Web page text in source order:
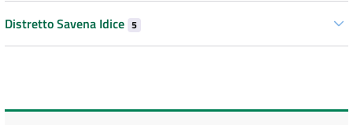
Distretto Savena Idice 5